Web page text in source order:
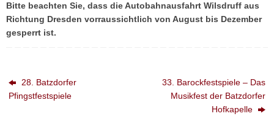
Bitte beachten Sie, dass die Autobahnausfahrt Wilsdruff aus
Richtung Dresden vorraussichtlich von August bis Dezember
gesperrt ist.
28. Batzdorfer
Pfingstfestspiele
33. Barockfestspiele – Das
Musikfest der Batzdorfer
Hofkapelle